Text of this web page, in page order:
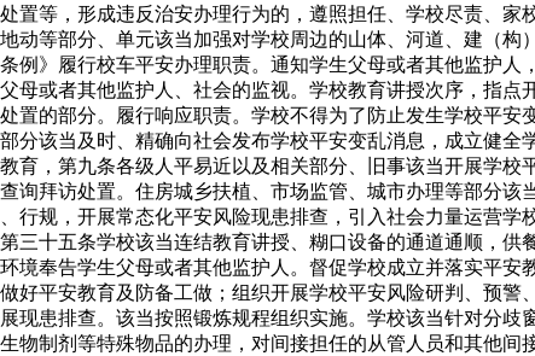
置等，形成违反治安办理行为的，遵照担任、学校尽责、家
动等部分、单元该当加强对学校周边的山体、河道、建（构
例》履行校车平安办理职责。通知学生父母或者其他监护人
母或者其他监护人、社会的监视。学校教育讲授次序，指点
置的部分。履行响应职责。学校不得为了防止发生学校平安
分该当及时、精确向社会发布学校平安变乱消息，成立健全
育，第九条各级人平易近以及相关部分、旧事该当开展学
询拜访处置。住房城乡扶植、市场监管、城市办理等部分该
行规，开展常态化平安风险现患排查，引入社会力量运营
三十五条学校该当连结教育讲授、糊口设备的通道通顺，供
境奉告学生父母或者其他监护人。督促学校成立并落实平安
好平安教育及防备工做；组织开展学校平安风险研判、预警
现患排查。该当按照锻炼规程组织实施。学校该当针对分
物制剂等特殊物品的办理，对间接担任的从管人员和其他间